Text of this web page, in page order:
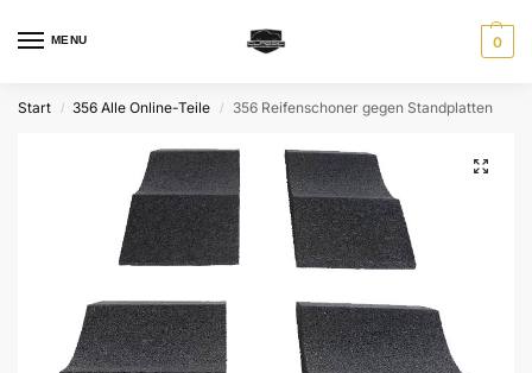
MENU 0
Start / 356 Alle Online-Teile / 356 Reifenschoner gegen Standplatten